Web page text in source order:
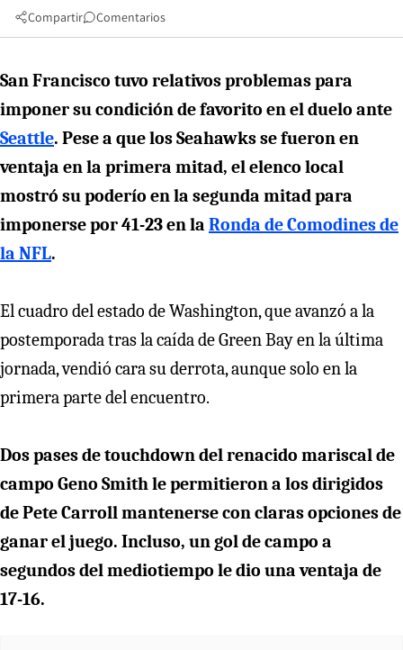
Compartir Comentarios
San Francisco tuvo relativos problemas para
imponer su condición de favorito en el duelo ante
Seattle. Pese a que los Seahawks se fueron en
ventaja en la primera mitad, el elenco local
mostró su poderío en la segunda mitad para
imponerse por 41-23 en la Ronda de Comodines de
la NFL.
El cuadro del estado de Washington, que avanzó a la
postemporada tras la caída de Green Bay en la última
jornada, vendió cara su derrota, aunque solo en la
primera parte del encuentro.
Dos pases de touchdown del renacido mariscal de
campo Geno Smith le permitieron a los dirigidos
de Pete Carroll mantenerse con claras opciones de
ganar el juego. Incluso, un gol de campo a
segundos del mediotiempo le dio una ventaja de
17-16.